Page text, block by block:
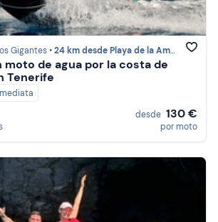
Gigantes •24 km desde Playa de la Américas
moto de agua por la costa de
Tenerife
desde 130 €
por moto